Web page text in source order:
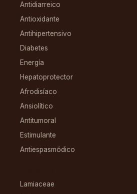
Antidiarreico
Antioxidante
Antihipertensivo
Diabetes
Energía
Hepatoprotector
Afrodisíaco
Ansiolítico
Antitumoral
Estimulante
Antiespasmódico
Lamiaceae